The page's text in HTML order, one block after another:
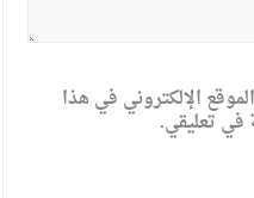
الإلكتروني في هذا
في تعليقي.